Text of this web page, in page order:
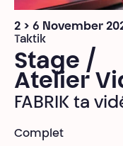
2 > 6 November
Taktik
Stage /
Atelier
FABRIK ta
Complet